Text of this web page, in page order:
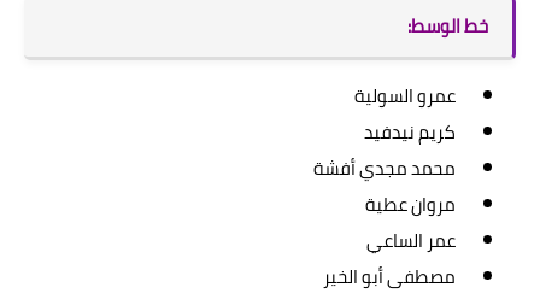
خط الوسط:
عمرو السولية
كريم نيدفيد
محمد مجدي أفشة
مروان عطية
عمر الساعي
مصطفى أبو الخير